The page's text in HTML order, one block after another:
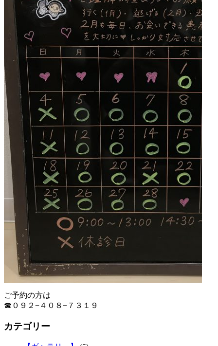
ご予約の方は
☎０９２−４０８−７３１９
カテゴリー